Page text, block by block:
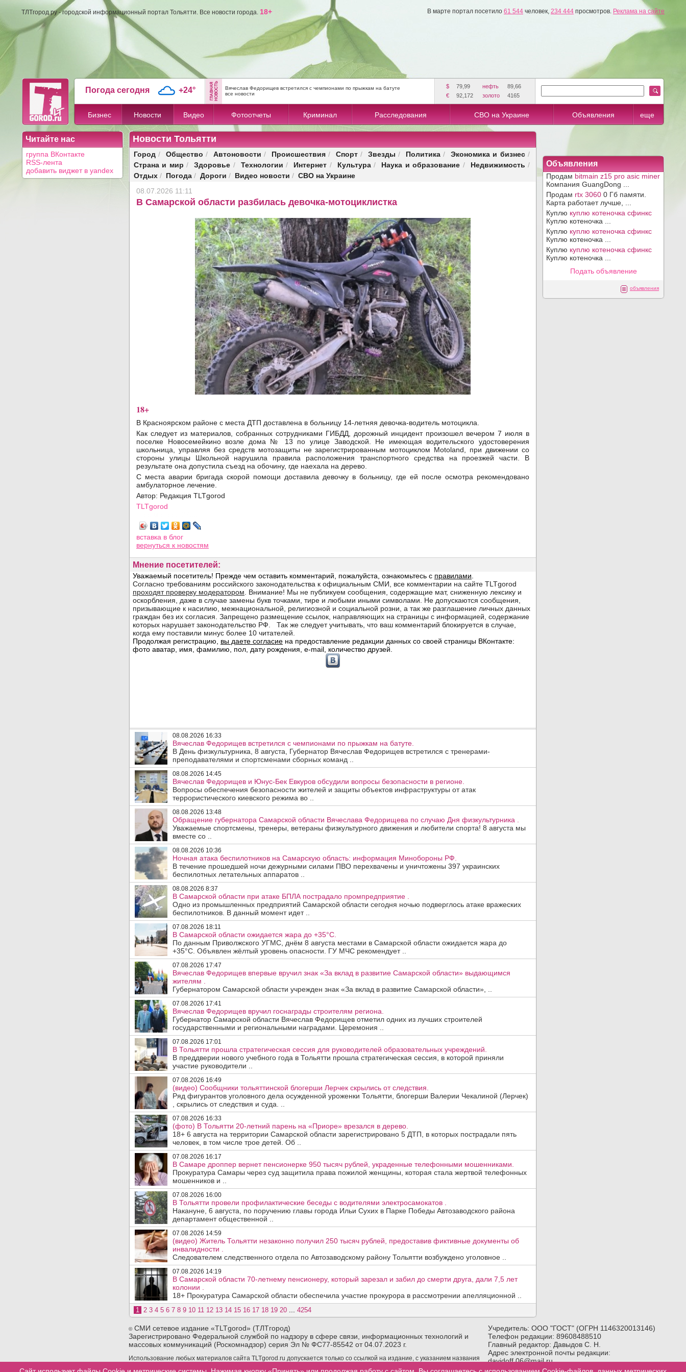
ТЛТгород.ру - городской информационный портал Тольятти. Все новости города. 18+ В марте портал посетило 61 544 человек, 234 444 просмотров. Реклама на сайте
Погода сегодня +24°
Вячеслав Федорищев встретился с чемпионами по прыжкам на батуте
все новости
$ 79,99 нефть
89,66
€
92,172 золото 4165
Бизнес Новости Видео Фотоотчеты Криминал Расследования СВО на Украине Объявления еще
Читайте нас
группа ВКонтакте
RSS-лента
добавить виджет в yandex
Новости Тольятти
Город / Общество / Автоновости / Происшествия / Спорт / Звезды / Политика / Экономика и бизнес/
Страна и мир / Здоровье / Технологии / Интернет / Культура/ Наука и образование / Недвижимость /
Отдых / Погода / Дороги / Видео новости / СВО на Украине
08.07.2026 11:11
В Самарской области разбилась девочка-мотоциклистка
18+
В Красноярском районе с места ДТП доставлена в больницу 14-летняя девочка-водитель мотоцикла.
Как следует из материалов, собранных сотрудниками ГИБДД, дорожный инцидент произошел вечером 7 июля в
поселке Новосемейкино возле дома № 13 по улице Заводской. Не имеющая водительского удостоверения
школьница, управляя без средств мотозащиты не зарегистрированным мотоциклом Motoland, при движении со
стороны улицы Школьной нарушила правила расположения транспортного средства на проезжей части. В
результате она допустила съезд на обочину, где наехала на дерево.
С места аварии бригада скорой помощи доставила девочку в больницу, где ей после осмотра рекомендовано
амбулаторное лечение.
Автор: Редакция TLTgorod
TLTgorod
вставка в блог
вернуться к новостям
Мнение посетителей:
08.08.2026 16:33
Вячеслав Федорищев встретился с чемпионами по прыжкам на батуте.
В День физкультурника, 8 августа, Губернатор Вячеслав Федорищев встретился с тренерами-
преподавателями и спортсменами сборных команд ..
08.08.2026 14:45
Вячеслав Федорищев и Юнус-Бек Евкуров обсудили вопросы безопасности в регионе.
Вопросы обеспечения безопасности жителей и защиты объектов инфраструктуры от атак
террористического киевского режима во ..
08.08.2026 13:48
Обращение губернатора Самарской области Вячеслава Федорищева по случаю Дня физкультурника .
Уважаемые спортсмены, тренеры, ветераны физкультурного движения и любители спорта! 8 августа мы
вместе со ..
08.08.2026 10:36
Ночная атака беспилотников на Самарскую область: информация Минобороны РФ.
В течение прошедшей ночи дежурными силами ПВО перехвачены и уничтожены 397 украинских
беспилотных летательных аппаратов ..
08.08.2026 8:37
В Самарской области при атаке БПЛА пострадало промпредприятие .
Одно из промышленных предприятий Самарской области сегодня ночью подверглось атаке вражеских
беспилотников. В данный момент идет ..
07.08.2026 18:11
В Самарской области ожидается жара до +35°C.
По данным Приволжского УГМС, днём 8 августа местами в Самарской области ожидается жара до
+35°C. Объявлен жёлтый уровень опасности. ГУ МЧС рекомендует ..
07.08.2026 17:47
Вячеслав Федорищев впервые вручил знак «За вклад в развитие Самарской области» выдающимся
жителям .
Губернатором Самарской области учрежден знак «За вклад в развитие Самарской области», ..
07.08.2026 17:41
Вячеслав Федорищев вручил госнаграды строителям региона.
Губернатор Самарской области Вячеслав Федорищев отметил одних из лучших строителей
государственными и региональными наградами. Церемония ..
07.08.2026 17:01
В Тольятти прошла стратегическая сессия для руководителей образовательных учреждений.
В преддверии нового учебного года в Тольятти прошла стратегическая сессия, в которой приняли
участие руководители ..
07.08.2026 16:49
(видео) Сообщники тольяттинской блогерши Лерчек скрылись от следствия.
Ряд фигурантов уголовного дела осужденной уроженки Тольятти, блогерши Валерии Чекалиной (Лерчек)
, скрылись от следствия и суда. ..
07.08.2026 16:33
(фото) В Тольятти 20-летний парень на «Приоре» врезался в дерево.
18+ 6 августа на территории Самарской области зарегистрировано 5 ДТП, в которых пострадали пять
человек, в том числе трое детей. Об ..
07.08.2026 16:17
В Самаре дроппер вернет пенсионерке 950 тысяч рублей, украденные телефонными мошенниками.
Прокуратура Самары через суд защитила права пожилой женщины, которая стала жертвой телефонных
мошенников и ..
07.08.2026 16:00
В Тольятти провели профилактические беседы с водителями электросамокатов .
Накануне, 6 августа, по поручению главы города Ильи Сухих в Парке Победы Автозаводского района
департамент общественной ..
07.08.2026 14:59
(видео) Житель Тольятти незаконно получил 250 тысяч рублей, предоставив фиктивные документы об
инвалидности .
Следователем следственного отдела по Автозаводскому району Тольятти возбуждено уголовное ..
07.08.2026 14:19
В Самарской области 70-летнему пенсионеру, который зарезал и забил до смерти друга, дали 7,5 лет
колонии .
18+ Прокуратура Самарской области обеспечила участие прокурора в рассмотрении апелляционной ..
1 2 3 4 5 6 7 8 9 10 11 12 13 14 15 16 17 18 19 20 4254
Объявления
Продам bitmain z15 pro asic miner
Компания GuangDong ...
Продам rtx 3060 0 Гб памяти.
Карта работает лучше, ...
Куплю куплю котеночка сфинкс
Куплю котеночка ...
Куплю куплю котеночка сфинкс
Куплю котеночка ...
Куплю куплю котеночка сфинкс
Куплю котеночка ...
Подать объявление
объявления
©СМИ сетевое издание «TLTgorod» (ТЛТгород)
Зарегистрировано Федеральной службой по надзору в сфере связи, информационных технологий и
массовых коммуникаций (Роскомнадзор) серия Эл № ФС77-85542 от 04.07.2023 г.
Использование любых материалов сайта TLTgorod.ru допускается только со ссылкой на издание, с указанием названия
Учредитель: ООО "ГОСТ" (ОГРН 1146320013146)
Телефон редакции: 89608488510
Главный редактор: Давыдов С. Н.
Адрес электронной почты редакции:
davidoff.06@mail.ru
Возрастное ограничение:18+